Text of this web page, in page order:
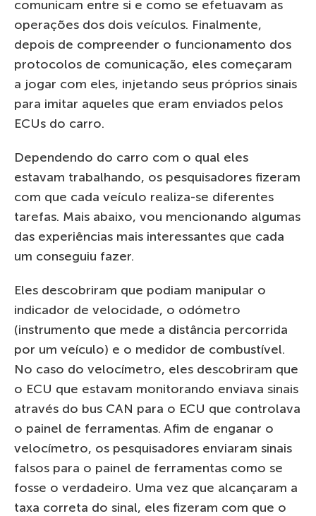
comunicam entre si e como se efetuavam as
operações dos dois veículos. Finalmente,
depois de compreender o funcionamento dos
protocolos de comunicação, eles começaram
a jogar com eles, injetando seus próprios sinais
para imitar aqueles que eram enviados pelos
ECUs do carro.
Dependendo do carro com o qual eles
estavam trabalhando, os pesquisadores fizeram
com que cada veículo realiza-se diferentes
tarefas. Mais abaixo, vou mencionando algumas
das experiências mais interessantes que cada
um conseguiu fazer.
Eles descobriram que podiam manipular o
indicador de velocidade, o odómetro
(instrumento que mede a distância percorrida
por um veículo) e o medidor de combustível.
No caso do velocímetro, eles descobriram que
o ECU que estavam monitorando enviava sinais
através do bus CAN para o ECU que controlava
o painel de ferramentas. Afim de enganar o
velocímetro, os pesquisadores enviaram sinais
falsos para o painel de ferramentas como se
fosse o verdadeiro. Uma vez que alcançaram a
taxa correta do sinal, eles fizeram com que o